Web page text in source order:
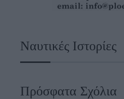
Ναυτικές Ιστορίες
Πρόσφατα Σχόλια